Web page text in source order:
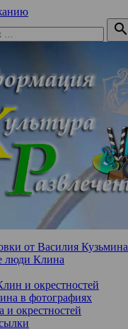

от Василия Кузьмина
люди Клина
и окрестностей
в фотографиях
окрестностей